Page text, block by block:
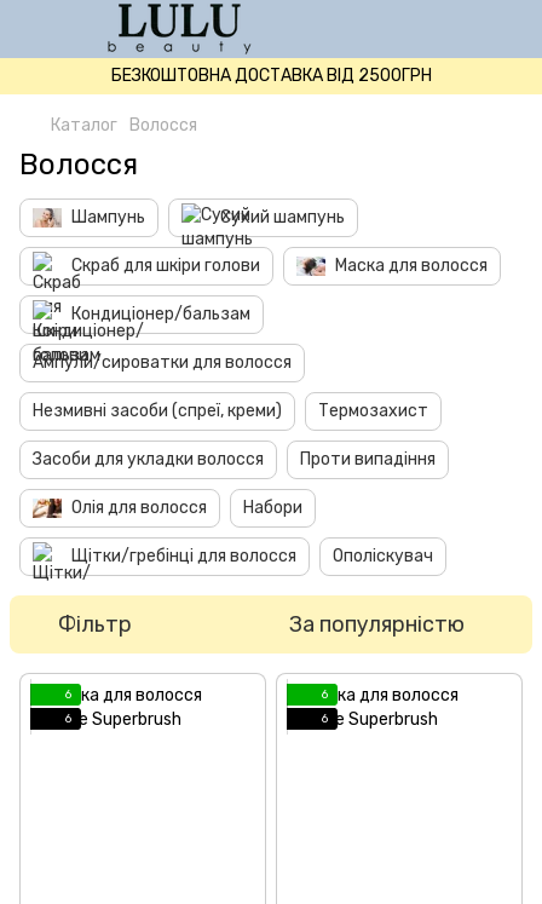
БЕЗКОШТОВНА ДОСТАВКА ВІД 2500ГРН
Каталог Волосся
Волосся
Шампунь Сухий шампунь
Скраб для шкіри голови Маска для волосся
Кондиціонер/бальзам
Ампули/сироватки для волосся
Незмивні засоби (спреї, креми) Термозахист
Засоби для укладки волосся Проти випадіння
Олія для волосся Набори
Щітки/гребінці для волосся Ополіскувач
Фільтр За популярністю
6
6
6
6